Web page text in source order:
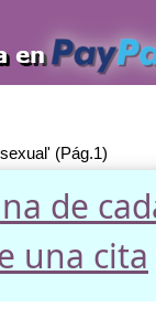
(Pág.1)
de
una cita